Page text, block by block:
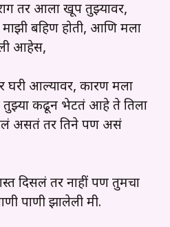
तर आला खूप तुझ्यावर,
बहिण होती, आणि मला
आहेस,
घरी आल्यावर, कारण मला
कढून भेटतं आहे ते तिला
असतं तर तिने पण असं
दिसलं तर नाहीं पण तुमचा
पाणी झालेली मी.